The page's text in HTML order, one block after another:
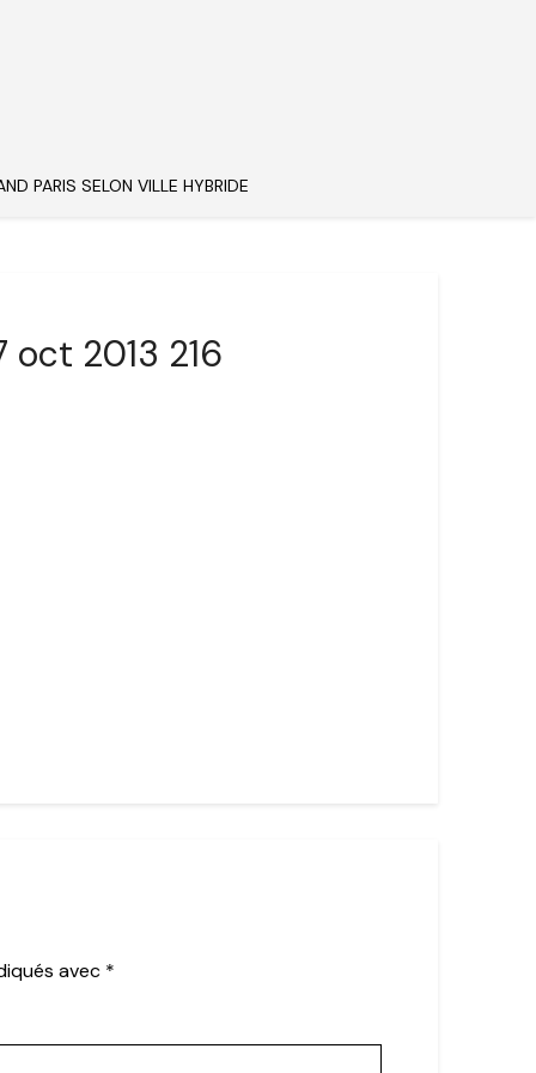
PARIS SELON VILLE HYBRIDE
2013 216
avec *